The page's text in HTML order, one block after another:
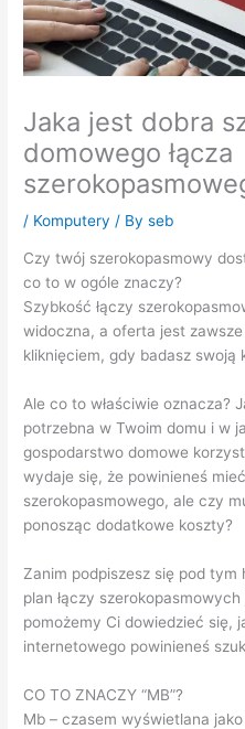
Jaka jest dobra
domowego łącza
/ Komputery / Byseb
Czy twój szerokopasmowy
co to w ogóle znaczy?
Szybkość łączy
widoczna, a oferta jest
kliknięciem, gdy badasz swoją
Ale co to właściwie oznacza?
potrzebna w Twoim domu i w
gospodarstwo domowe
wydaje się, że powinieneś
szerokopasmowego, ale czy
ponosząc dodatkowe koszty?
Zanim podpiszesz się pod tym
plan łączy szerokopasmowych
pomożemy Ci dowiedzieć się,
internetowego powinieneś
CO TO ZNACZY “MB”?
Mb – czasem wyświetlana